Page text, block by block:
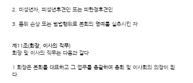
2. 미성년자, 피성년후견인 또는 피한정후견인
3. 품위 손상 또는 범법행위로 본회의 명예를 실추시킨 자
제11조(회장, 이사의 직무)
회장 및 이사의 직무는 다음과 같다
1 회장은 본회를 대표하고 그 업무를 총괄하며 총회 및 이사회의 의장이 된
다.